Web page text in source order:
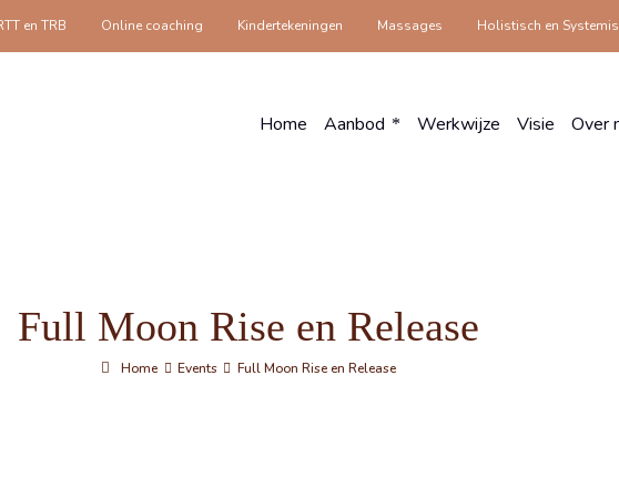
en TRB Online coaching Kindertekeningen Massages Holistisch en
Home Aanbod Werkwijze Visie Over
Full Moon Rise en Release
Home Events Full Moon Rise en Release